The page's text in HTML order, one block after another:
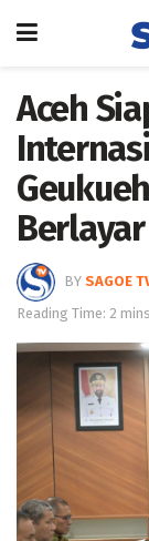
Aceh
BY SAGOE
Reading Time: 2